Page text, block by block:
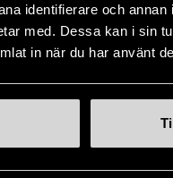
identifierare och annan
med. Dessa kan i sin
in när du har använt